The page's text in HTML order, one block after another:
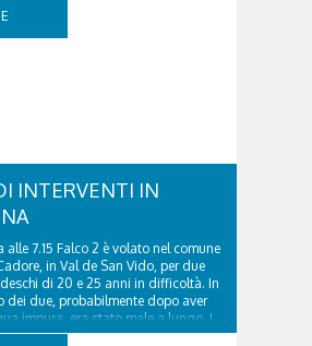
in arresto un cittadino sloveno,
INTERVENTI IN
alle 7.15 Falco 2 è volato nel comune
in Val de San Vido, per due
di 20 e 25 anni in difficoltà. In
dei due, probabilmente dopo aver
impura, era stato male a lungo. I
avevano passato...